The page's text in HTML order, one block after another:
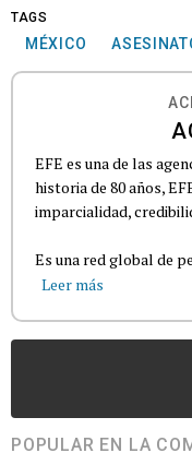
TAGS
MÉXICO
EFE es una de las
historia de 80 años,
imparcialidad,
Es una red global de
Leer más
POPULAR EN LA